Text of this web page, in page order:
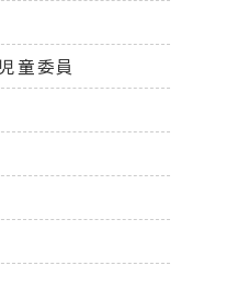
童委員